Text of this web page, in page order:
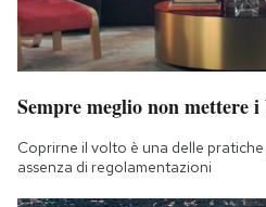
Sempre meglio non mettere
Coprirne il volto è una delle
assenza di regolamentazioni